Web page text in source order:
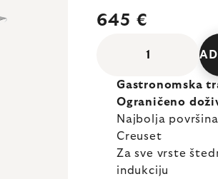
645 €
Gastronomska
Ograničeno
Najbolja
Creuset
Za sve vrste
indukciju